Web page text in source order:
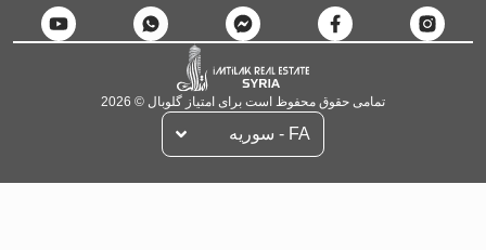
تمامی حقوق محفوظ است برای امتیاز گلوبال © 2026
FA - سوریه